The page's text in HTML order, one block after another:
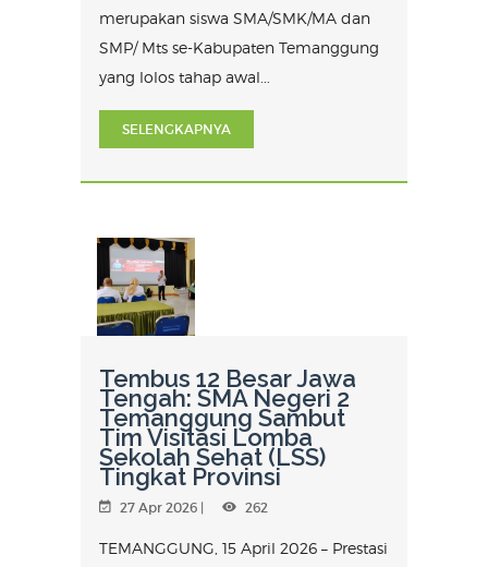
merupakan siswa SMA/SMK/MA dan
SMP/ Mts se-Kabupaten Temanggung
yang lolos tahap awal...
SELENGKAPNYA
Tembus 12 Besar Jawa
Tengah: SMA Negeri 2
Temanggung Sambut
Tim Visitasi Lomba
Sekolah Sehat (LSS)
Tingkat Provinsi
27 Apr 2026 | 262
TEMANGGUNG, 15 April 2026 – Prestasi